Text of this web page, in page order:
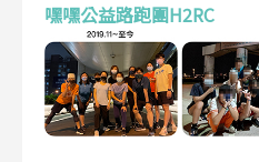
嘿嘿公益路跑團H2RC